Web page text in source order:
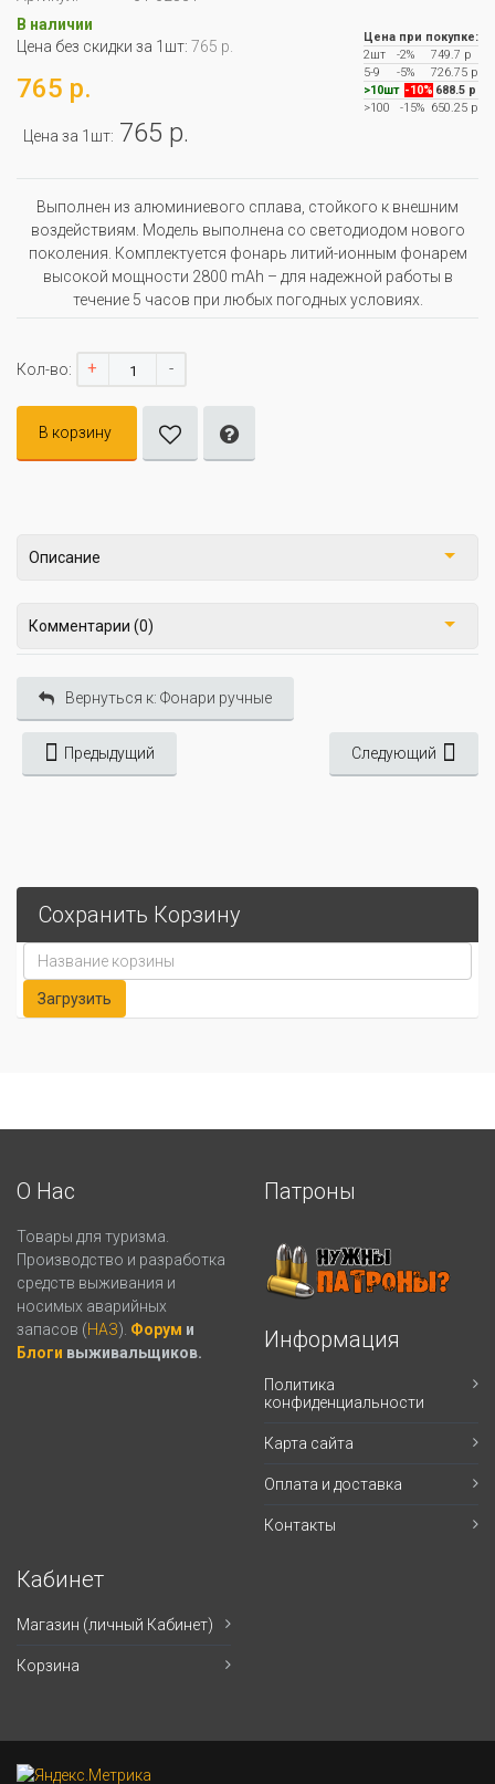
В наличии
Цена без скидки за 1шт: 765 р.
765 р.
Цена за 1шт: 765 р.
Цена при покупке:
2шт
-2%
749.7 р
5-9
-5%
726.75 р
>10шт -10% 688.5 р
>100
-15% 650.25 р
Выполнен из алюминиевого сплава, стойкого к внешним
воздействиям. Модель выполнена со светодиодом нового
поколения. Комплектуется фонарь литий-ионным фонарем
высокой мощности 2800 mAh – для надежной работы в
течение 5 часов при любых погодных условиях.
Кол-во: + -
В корзину
Описание
Комментарии (0)
Вернуться к: Фонари ручные
Предыдущий Следующий
Сохранить Корзину
О Нас
Товары для туризма.
Производство и разработка
средств выживания и
носимых аварийных
запасов (НАЗ). Форум и
Блоги выживальщиков.
Патроны
Информация
Политика
конфиденциальности
Карта сайта
Оплата и доставка
Контакты
Кабинет
Магазин (личный Кабинет)
Корзина